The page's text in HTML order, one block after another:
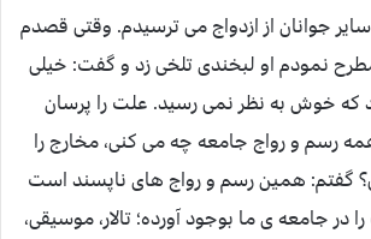
جوانان از ازدواج می ترسیدم. وقتی قصدم
مطرح نمودم او لبخندی تلخی زد و گفت: خیلی
که خوش به نظر نمی رسید. علت را پرسان
رسم و رواج جامعه چه می کنی، مخارج را
گفتم: همین رسم و رواج های ناپسند است
جامعه ی ما بوجود آورده؛ تالار، موسیقی،